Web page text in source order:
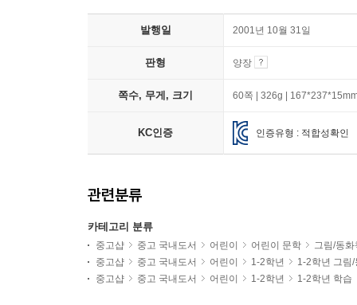
발행일 2001년 10월 31일
판형 양장
쪽수, 무게, 크기 60쪽 | 326g |
KC인증 인증유형 : 적합성확인
관련분류
카테고리 분류
중고샵 중고 국내도서 어린이 어린이 문학
그림/동화
중고샵
중고 국내도서 어린이 1-2학년
1-2학년 그림
중고샵
중고 국내도서 어린이 1-2학년 1-2학년 학습